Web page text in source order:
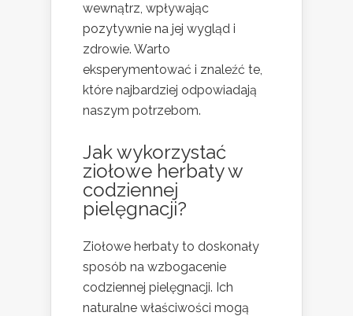
wewnątrz, wpływając
pozytywnie na jej wygląd i
zdrowie. Warto
eksperymentować i znaleźć te,
które najbardziej odpowiadają
naszym potrzebom.
Jak wykorzystać
ziołowe herbaty w
codziennej
pielęgnacji?
Ziołowe herbaty to doskonały
sposób na wzbogacenie
codziennej pielęgnacji. Ich
naturalne właściwości mogą